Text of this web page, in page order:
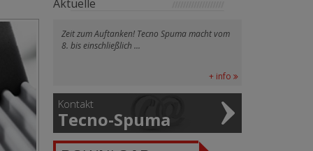
Aktuelle
Zeit zum Auftanken! Tecno Spuma macht vom
8. bis einschließlich ...
+ info
Kontakt
Tecno-Spuma